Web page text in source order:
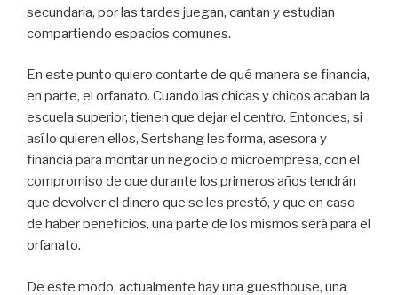
secundaria, por las tardes juegan, cantan y estudian
compartiendo espacios comunes.
En este punto quiero contarte de qué manera se financia,
en parte, el orfanato. Cuando las chicas y chicos acaban la
escuela superior, tienen que dejar el centro. Entonces, si
así lo quieren ellos, Sertshang les forma, asesora y
financia para montar un negocio o microempresa, con el
compromiso de que durante los primeros años tendrán
que devolver el dinero que se les prestó, y que en caso
de haber beneficios, una parte de los mismos será para el
orfanato.
De este modo, actualmente hay una guesthouse, una